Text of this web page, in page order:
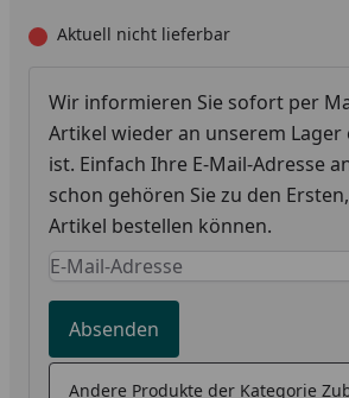
Aktuell nicht lieferbar
Wir informieren Sie sofort per
Artikel wieder an unserem
ist. Einfach Ihre E-Mail-Adresse
schon gehören Sie zu den
Artikel bestellen können.
Keine Eingabe erforderlich
Eingabe erforderlich
Absenden
Andere Produkte der Kategorie